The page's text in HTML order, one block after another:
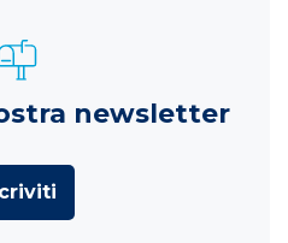
newsletter